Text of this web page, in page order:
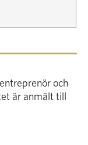
och
är anmält till